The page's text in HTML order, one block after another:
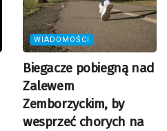
WIADOMOŚCI
Biegacze pobiegną nad
Zalewem
Zemborzyckim, by
wesprzeć chorych na